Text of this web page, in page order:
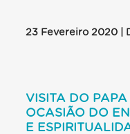
23 Fevereiro 2020 |
VISITA DO
OCASIÃO DO
E